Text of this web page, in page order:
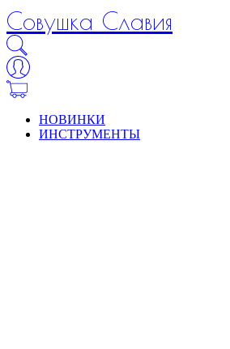
Совушка Славия
НОВИНКИ
ИНСТРУМЕНТЫ